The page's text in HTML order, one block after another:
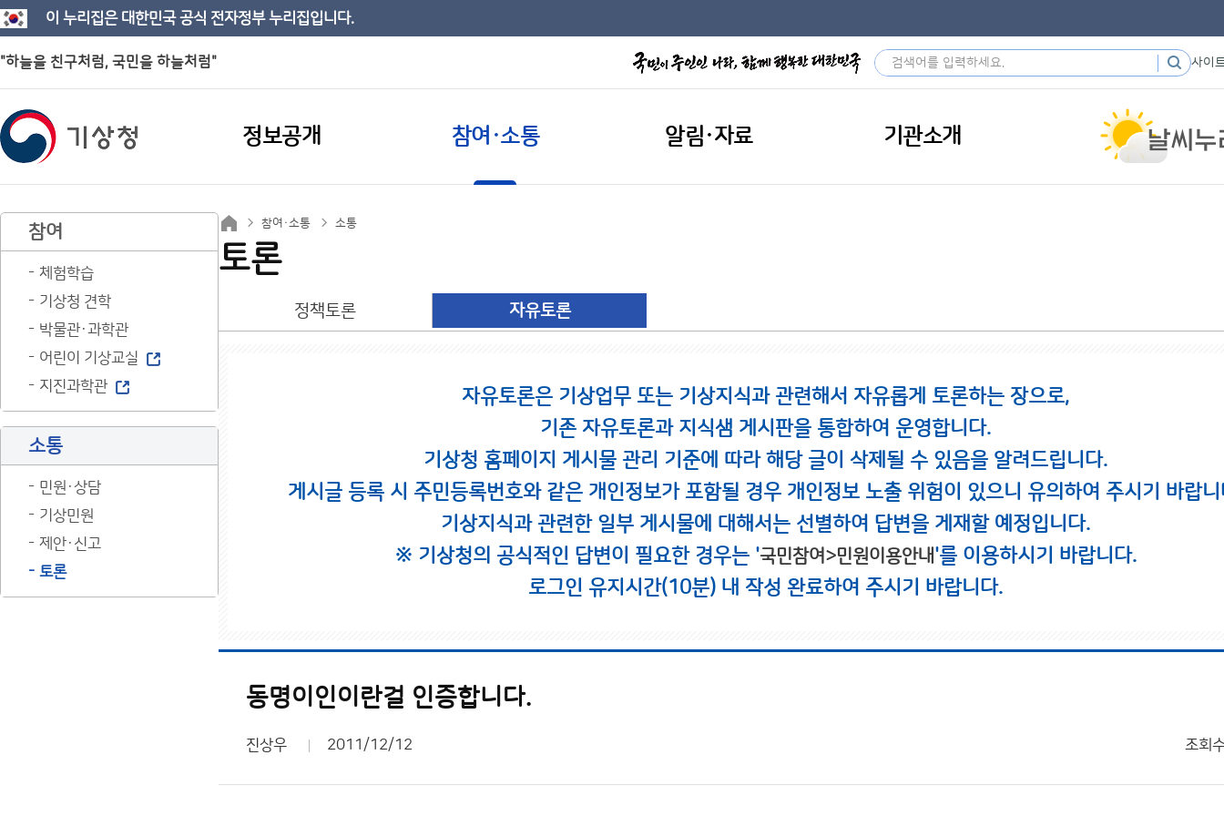
이 누리집은 대한민국 공식 전자정부 누리집입니다.
"하늘을 친구처럼, 국민을 하늘처럼" 사이
정보공개 참여·소통 알림·자료 기관소개
참여
체험학습
기상청 견학
박물관·과학관
어린이 기상교실
지진과학관
소통
민원·상담
기상민원
제안·신고
토론
참여·소통 소통
토론
정책토론 자유토론
자유토론은 기상업무 또는 기상지식과 관련해서 자유롭게 토론하는 장으로,
기존 자유토론과 지식샘 게시판을 통합하여 운영합니다.
기상청 홈페이지 게시물 관리 기준에 따라 해당 글이 삭제될 수 있음을 알려드립니다.
게시글 등록 시 주민등록번호와 같은 개인정보가 포함될 경우 개인정보 노출 위험이 있으니 유의하여 주시기 바랍니
기상지식과 관련한 일부 게시물에 대해서는 선별하여 답변을 게재할 예정입니다.
※ 기상청의 공식적인 답변이 필요한 경우는 '국민참여>민원이용안내'를 이용하시기 바랍니다.
로그인 유지시간(10분) 내 작성 완료하여 주시기 바랍니다.
동명이인이란걸 인증합니다.
진상우 2011/12/12 조회